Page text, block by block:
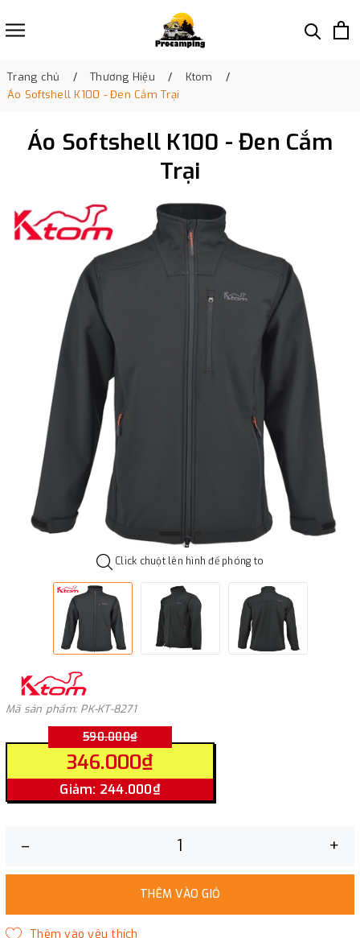
Trang chủ Thương Hiệu
Ktom
Áo Softshell K100 - Đen Cắm Trại
Áo Softshell K100 - Đen Cắm
Trại
Click chuột lên hình để phóng to
Mã sản phẩm: PK-KT-8271
346.000₫
590.000₫
Giảm: 244.000₫
– +
THÊM VÀO GIỎ